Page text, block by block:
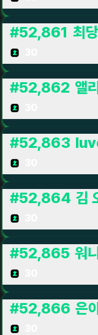
#52,861 최
#52,862 앨
#52,863
#52,864 김
#52,865 워
#52,866 은